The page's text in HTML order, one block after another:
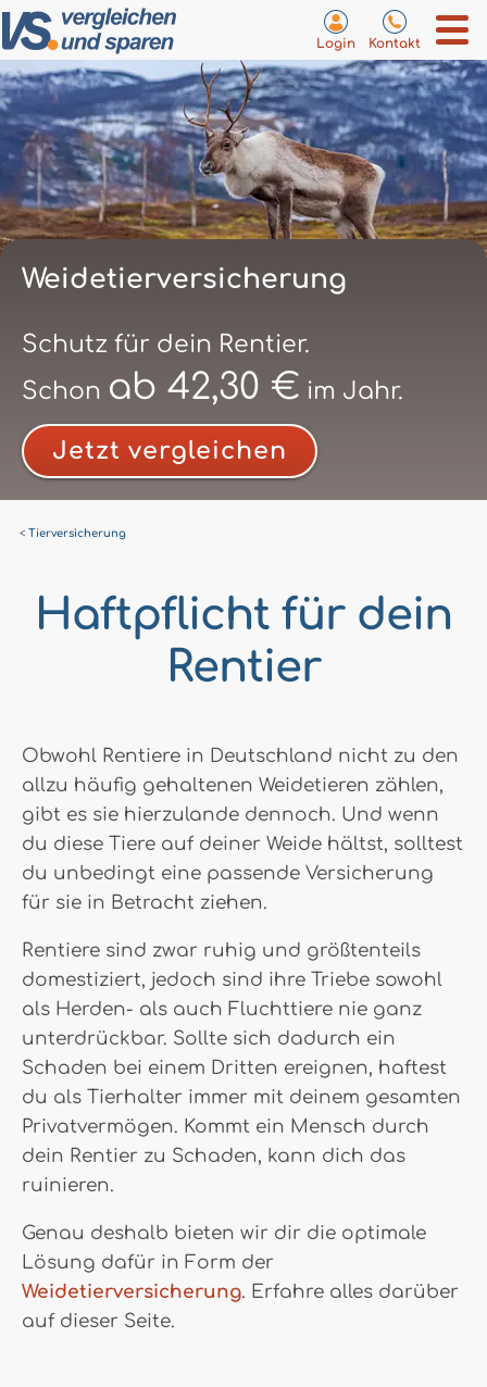
Login Kontakt
Weidetierversicherung
Schutz für dein Rentier.
Schon ab 42,30 € im Jahr.
Jetzt vergleichen
Tierversicherung
Haftpflicht für dein
Rentier
Obwohl Rentiere in Deutschland nicht zu den
allzu häufig gehaltenen Weidetieren zählen,
gibt es sie hierzulande dennoch. Und wenn
du diese Tiere auf deiner Weide hältst, solltest
du unbedingt eine passende Versicherung
für sie in Betracht ziehen.
Rentiere sind zwar ruhig und größtenteils
domestiziert, jedoch sind ihre Triebe sowohl
als Herden- als auch Fluchttiere nie ganz
unterdrückbar. Sollte sich dadurch ein
Schaden bei einem Dritten ereignen, haftest
du als Tierhalter immer mit deinem gesamten
Privatvermögen. Kommt ein Mensch durch
dein Rentier zu Schaden, kann dich das
ruinieren.
Genau deshalb bieten wir dir die optimale
Lösung dafür in Form der
Weidetierversicherung. Erfahre alles darüber
auf dieser Seite.